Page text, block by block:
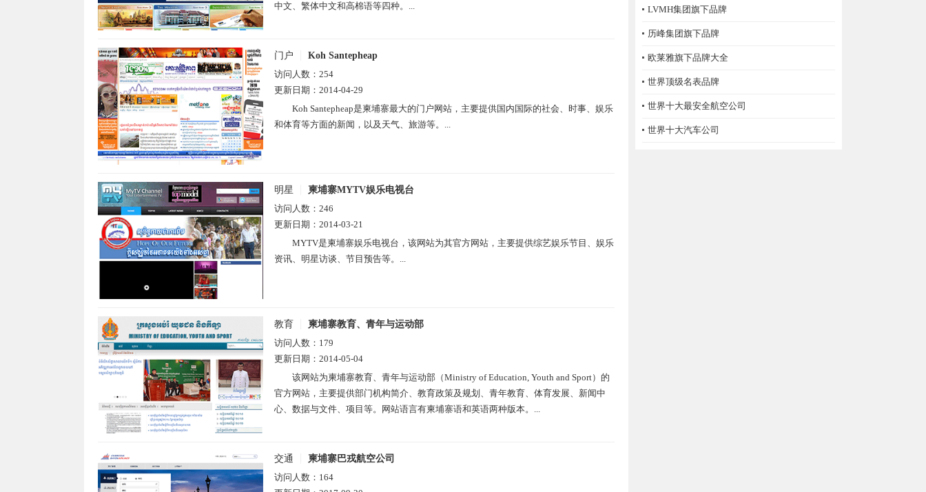
中文、繁体中文和高棉语等四种。...
门户
Koh Santepheap
访问人数： 254
更新日期： 2014-04-29
Koh Santepheap是柬埔寨最大的门户网站，主要提供国内国际的社会、时事、娱乐
和体育等方面的新闻，以及天气、旅游等。...
明星
柬埔寨MYTV娱乐电视台
访问人数： 246
更新日期： 2014-03-21
MYTV是柬埔寨娱乐电视台，该网站为其官方网站，主要提供综艺娱乐节目、娱乐
资讯、明星访谈、节目预告等。...
教育
柬埔寨教育、青年与运动部
访问人数： 179
更新日期： 2014-05-04
该网站为柬埔寨教育、青年与运动部（Ministry of Education, Youth and Sport）的
官方网站，主要提供部门机构简介、教育政策及规划、青年教育、体育发展、新闻中
心、数据与文件、项目等。网站语言有柬埔寨语和英语两种版本。...
交通
柬埔寨巴戎航空公司
访问人数： 164
LVMH集团旗下品牌
历峰集团旗下品牌
欧莱雅旗下品牌大全
世界顶级名表品牌
世界十大最安全航空公司
世界十大汽车公司